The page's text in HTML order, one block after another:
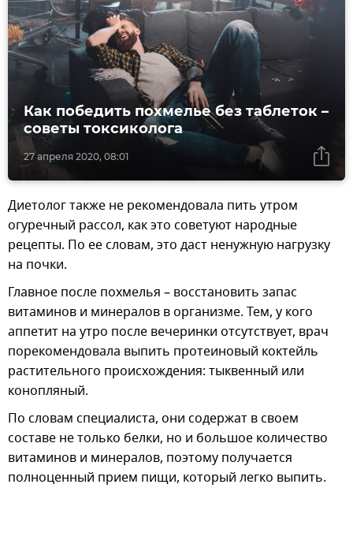
27 апреля 2020, 08:01
Как победить похмелье без таблеток –
советы токсиколога
Диетолог также не рекомендовала пить утром
огуречный рассол, как это советуют народные
рецепты. По ее словам, это даст ненужную нагрузку
на почки.
Главное после похмелья – восстановить запас
витаминов и минералов в организме. Тем, у кого
аппетит на утро после вечеринки отсутствует, врач
порекомендовала выпить протеиновый коктейль
растительного происхождения: тыквенный или
конопляный.
По словам специалиста, они содержат в своем
составе не только белки, но и большое количество
витаминов и минералов, поэтому получается
полноценный прием пищи, который легко выпить.